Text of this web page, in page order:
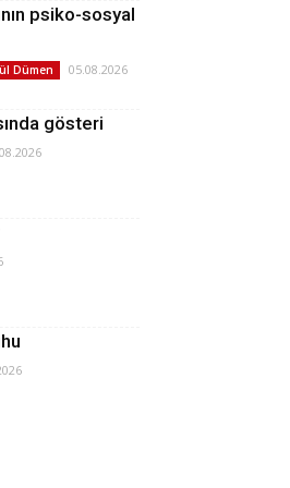
psiko-sosyal
Dümen 05.08.2026
gösteri